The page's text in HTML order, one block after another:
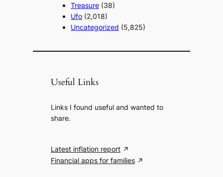
Treasure (38)
Ufo (2,018)
Uncategorized (5,825)
Useful Links
Links I found useful and wanted to
share.
Latest inflation report
Financial apps for families